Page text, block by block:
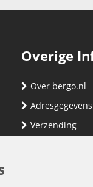
Overige
Over bergo.nl
Adresgegevens
Verzending